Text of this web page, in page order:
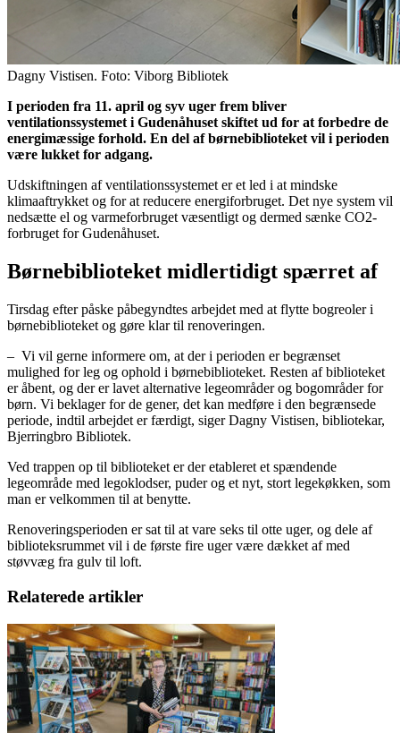
Dagny Vistisen. Foto: Viborg Bibliotek
I perioden fra 11. april og syv uger frem bliver
ventilationssystemet i Gudenåhuset skiftet ud for at forbedre de
energimæssige forhold. En del af børnebiblioteket vil i perioden
være lukket for adgang.
Udskiftningen af ventilationssystemet er et led i at mindske
klimaaftrykket og for at reducere energiforbruget. Det nye system vil
nedsætte el og varmeforbruget væsentligt og dermed sænke CO2-
forbruget for Gudenåhuset.
Børnebiblioteket midlertidigt spærret af
Tirsdag efter påske påbegyndtes arbejdet med at flytte bogreoler i
børnebiblioteket og gøre klar til renoveringen.
– Vi vil gerne informere om, at der i perioden er begrænset
mulighed for leg og ophold i børnebiblioteket. Resten af biblioteket
er åbent, og der er lavet alternative legeområder og bogområder for
børn. Vi beklager for de gener, det kan medføre i den begrænsede
periode, indtil arbejdet er færdigt, siger Dagny Vistisen, bibliotekar,
Bjerringbro Bibliotek.
Ved trappen op til biblioteket er der etableret et spændende
legeområde med legoklodser, puder og et nyt, stort legekøkken, som
man er velkommen til at benytte.
Renoveringsperioden er sat til at vare seks til otte uger, og dele af
biblioteksrummet vil i de første fire uger være dækket af med
støvvæg fra gulv til loft.
Relaterede artikler